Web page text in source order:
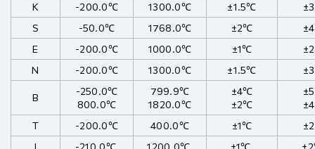
K
-200.0℃ 1300.0℃ ±1.5℃
S
-50.0℃ 1768.0℃ ±2℃
E
-200.0℃ 1000.0℃ ±1℃
N
-200.0℃ 1300.0℃ ±1.5℃
B
-250.0℃
800.0℃
799.9℃
1820.0℃
±4℃
±2℃
T
-200.0℃ 400.0℃ ±1℃
J
-210.0℃ 1200.0℃ ±1℃